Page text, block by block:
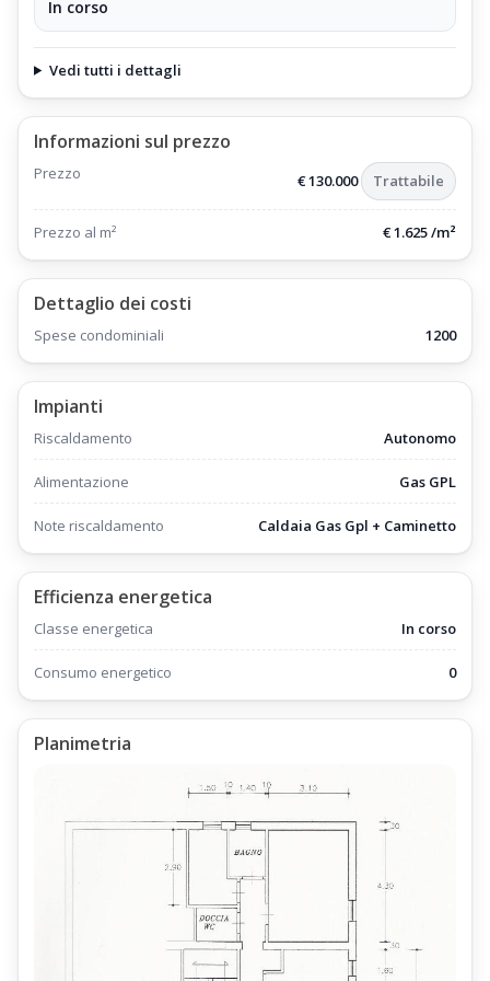
è corredata di un locale cantina ad uso ripostiglio,
ubicato al piano seminterrato;
In corso
Vedi tutti i dettagli
Informazioni sul prezzo
Prezzo € 130.000 Trattabile
Prezzo al m² € 1.625 /m²
Dettaglio dei costi
Spese condominiali 1200
Impianti
Riscaldamento Autonomo
Alimentazione Gas GPL
Note riscaldamento Caldaia Gas Gpl + Caminetto
Efficienza energetica
Classe energetica In corso
Consumo energetico 0
Planimetria